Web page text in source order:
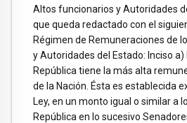
Altos funcionarios y Autoridades
que queda redactado con el
Régimen de Remuneraciones de
y Autoridades del Estado: Inciso a)
República tiene la más alta
de la Nación. Ésta es establecida
Ley, en un monto igual o similar a
República en lo sucesivo